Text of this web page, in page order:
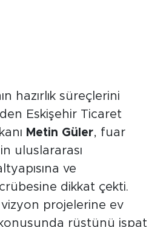
hazırlık süreçlerini
Eskişehir Ticaret
Metin Güler
uluslararası
ve
dikkat çekti.
projelerine ev